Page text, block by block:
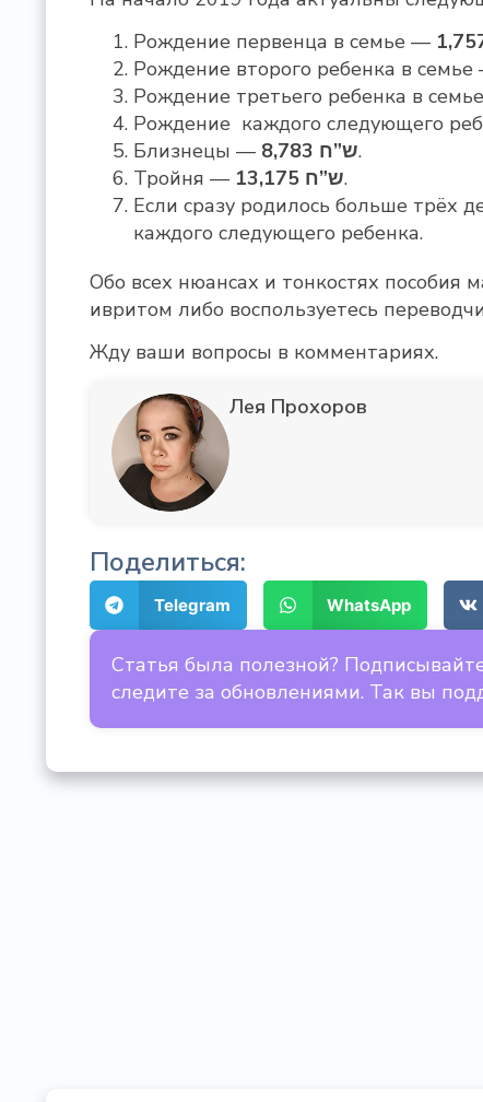
Рождение первенца в семье —
Рождение второго ребенка в
Рождение третьего ребенка в
Рождение каждого следующего
Близнецы —
8,783 ש”ח.
Тройня —
13,175 ש”ח.
Если сразу родилось больше трёх
каждого следующего ребенка.
Обо всех нюансах и тонкостях пособия
ивритом либо воспользуетесь
Жду ваши вопросы в комментариях.
Лея Прохоров
Поделиться:
Telegram WhatsApp
Статья была полезной?
следите за обновлениями. Так вы